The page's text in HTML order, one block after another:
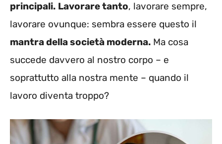
principali. Lavorare tanto, lavorare sempre,
lavorare ovunque: sembra essere questo il
mantra della società moderna. Ma cosa
succede davvero al nostro corpo – e
soprattutto alla nostra mente – quando il
lavoro diventa troppo?